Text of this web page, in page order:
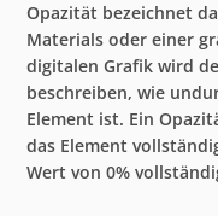
Opazität bezeichnet
Materials oder einer
digitalen Grafik wird
beschreiben, wie
Element ist. Ein
das Element
Wert von 0%